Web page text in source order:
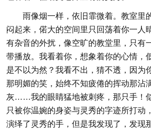
雨像烟一样，依旧霏微着。教室里
闷起来，偌大的空间里只回荡着你一人
有杂音的外扰，像空旷的教堂里，只有
带播放。我看着你，想象着你的心情，
是不以为然？我看不出，猜不透，因为
那明媚的笑，始终不知疲倦的挥动那沾
灰……我的眼睛猛地被刺疼，那只手！
只被你温婉的身姿与灵秀的字迹所打动
演绎了灵秀的手，但是我发现了，发现